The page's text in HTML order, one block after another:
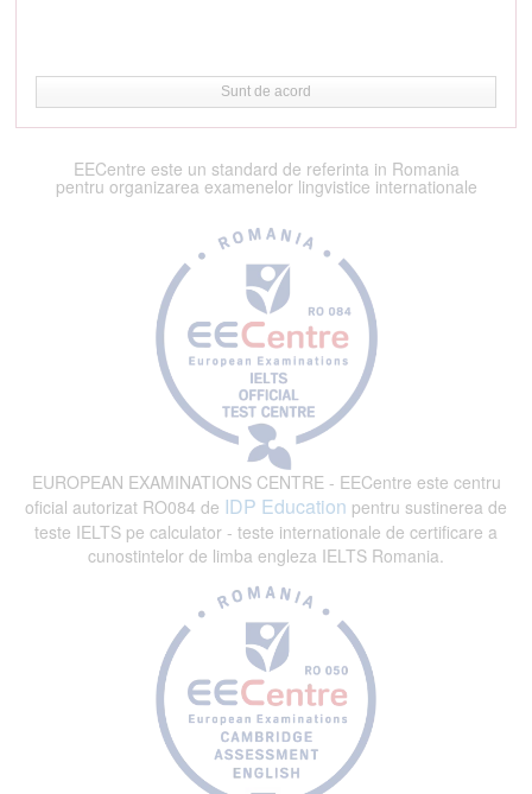
Sunt de acord
EECentre este un standard de referinta in Romania
pentru organizarea examenelor lingvistice internationale
EUROPEAN EXAMINATIONS CENTRE - EECentre este centru
oficial autorizat RO084 de IDP Education pentru sustinerea de
teste IELTS pe calculator - teste internationale de certificare a
cunostintelor de limba engleza IELTS Romania.